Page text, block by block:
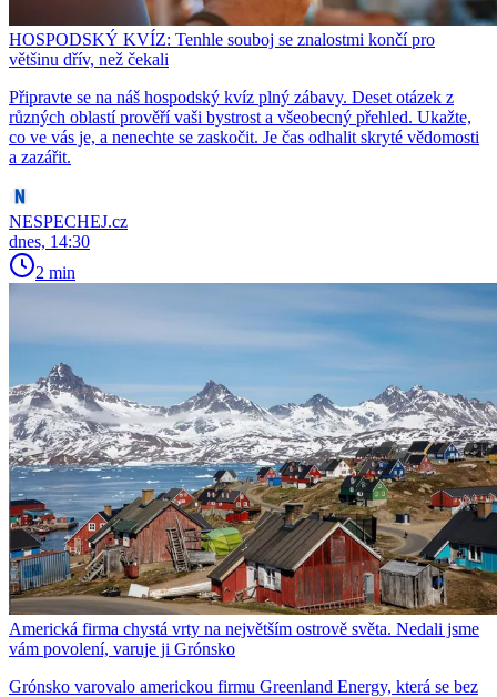
HOSPODSKÝ KVÍZ: Tenhle souboj se znalostmi končí pro
většinu dřív, než čekali
Připravte se na náš hospodský kvíz plný zábavy. Deset otázek z
různých oblastí prověří vaši bystrost a všeobecný přehled. Ukažte,
co ve vás je, a nenechte se zaskočit. Je čas odhalit skryté vědomosti
a zazářit.
NESPECHEJ.cz
dnes, 14:30
2 min
Americká firma chystá vrty na největším ostrově světa. Nedali jsme
vám povolení, varuje ji Grónsko
Grónsko varovalo americkou firmu Greenland Energy, která se bez